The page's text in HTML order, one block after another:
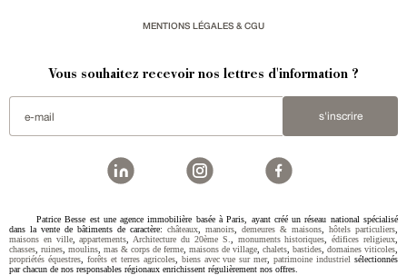
MENTIONS LÉGALES & CGU
Vous souhaitez recevoir nos lettres d'information ?
s'inscrire
Patrice Besse est une agence immobilière basée à Paris, ayant créé un réseau national spécialisé
dans la vente de bâtiments de caractère: châteaux, manoirs, demeures & maisons, hôtels particuliers,
maisons en ville,appartements,Architecture du 20ème S., monuments historiques,édifices religieux,
chasses, ruines, moulins, mas & corps de ferme, maisons de village, chalets, bastides, domaines viticoles,
propriétés équestres, forêts et terres agricoles, biens avec vue sur mer,patrimoine industriel sélectionnés
par chacun de nos responsables régionaux enrichissent régulièrement nos offres.